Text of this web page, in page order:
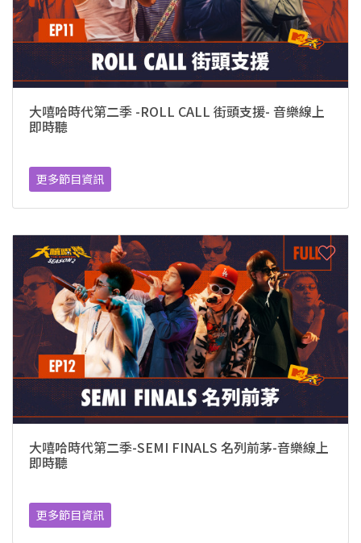
大嘻哈時代第二季 -ROLL CALL 街頭支援- 音樂線上
即時聽
更多節目資訊
大嘻哈時代第二季-SEMI FINALS 名列前茅-音樂線上
即時聽
更多節目資訊